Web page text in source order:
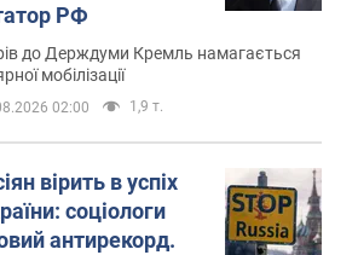
РФ
до Держдуми Кремль намагається
мобілізації
02:00 1,9 т.
вірить в успіх
соціологи
антирекорд.